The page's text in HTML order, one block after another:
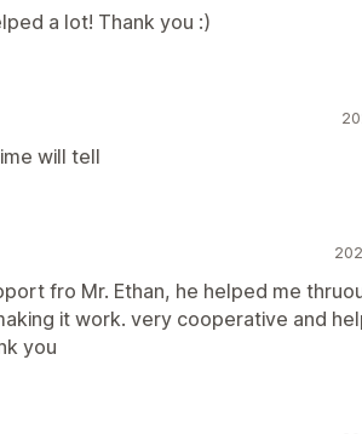
a lot! Thank you :)
will tell
fro Mr. Ethan, he helped me
it work. very cooperative and
you